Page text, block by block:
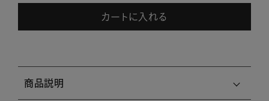
カートに入れる
商品説明